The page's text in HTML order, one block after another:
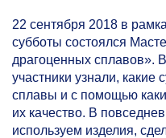
22 сентября 2018 в
субботы состоялся
драгоценных сплавов».
участники узнали,
сплавы и с помощью
их качество. В
используем изделия,